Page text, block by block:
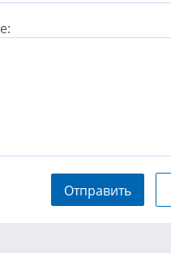
Отправить